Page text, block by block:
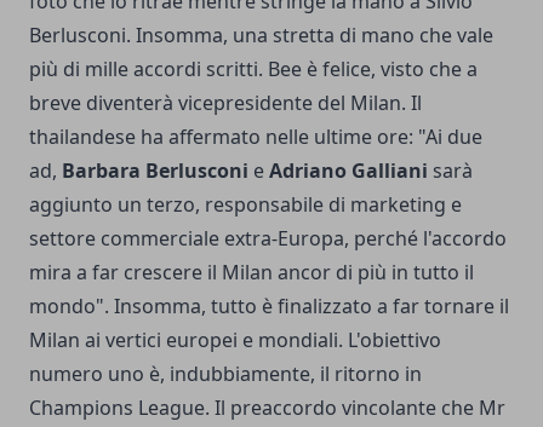
Berlusconi. Insomma, una stretta di mano che vale
più di mille accordi scritti. Bee è felice, visto che a
breve diventerà vicepresidente del Milan. Il
thailandese ha affermato nelle ultime ore: "Ai due
ad, Barbara Berlusconi eAdriano Galliani sarà
aggiunto un terzo, responsabile di marketing e
settore commerciale extra-Europa, perché l'accordo
mira a far crescere il Milan ancor di più in tutto il
mondo". Insomma, tutto è finalizzato a far tornare il
Milan ai vertici europei e mondiali. L'obiettivo
numero uno è, indubbiamente, il ritorno in
Champions League. Il preaccordo vincolante che Mr